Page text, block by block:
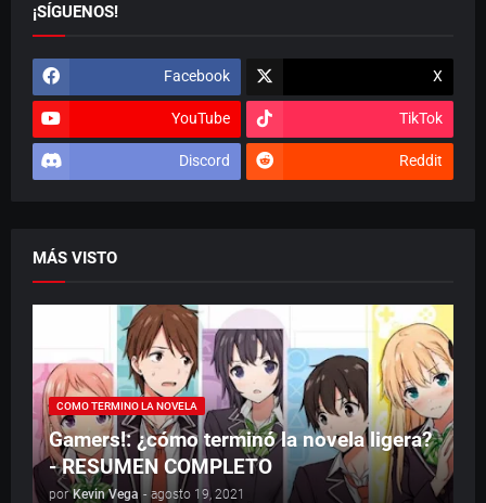
¡SÍGUENOS!
Facebook X
YouTube TikTok
Discord Reddit
MÁS VISTO
COMO TERMINO LA NOVELA
Gamers!: ¿cómo terminó la novela ligera?
- RESUMEN COMPLETO
por Kevin Vega - agosto 19, 2021